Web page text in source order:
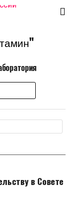
в Совете